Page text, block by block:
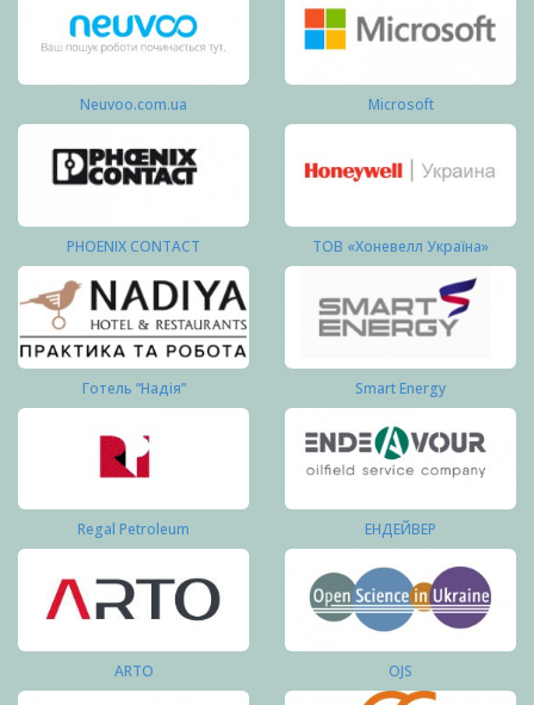
Neuvoo.com.ua Microsoft
PHOENIX CONTACT ТОВ «Хоневелл Україна»
Готель “Надія” Smart Energy
Regal Petroleum ЕНДЕЙВЕР
ARTO OJS